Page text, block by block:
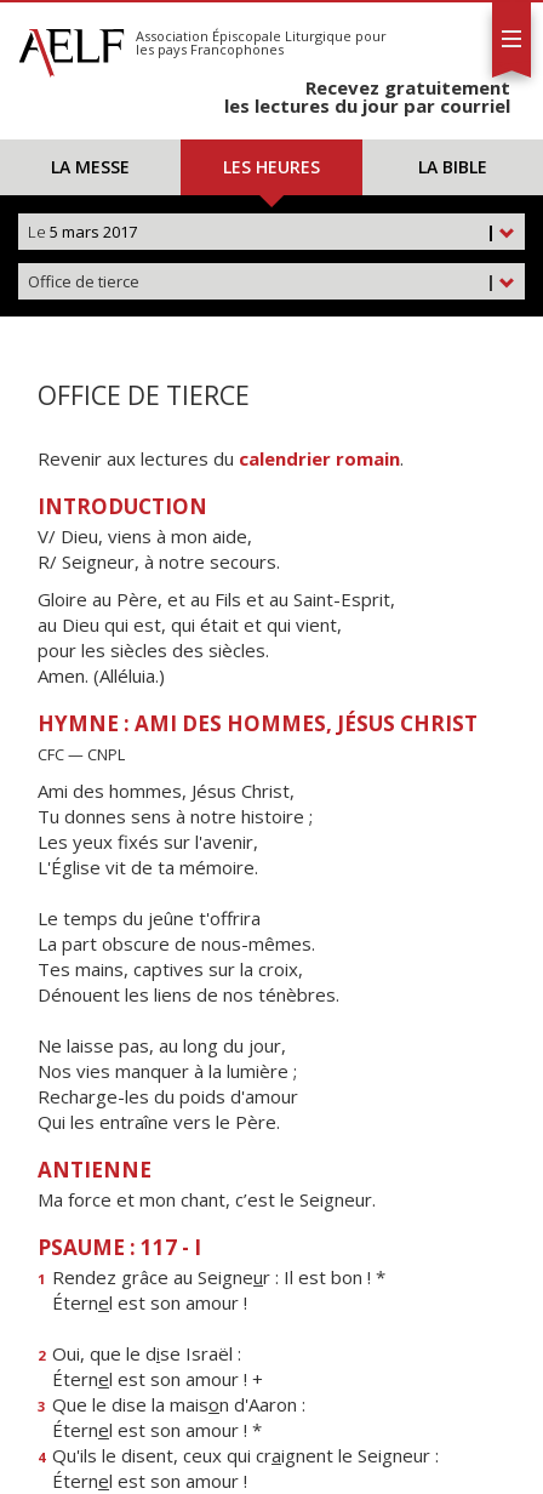
S'abonner
Calendrier
Association Épiscopale Liturgique pour
les pays Francophones
Recevez gratuitement
les lectures du jour par courriel
LA MESSE LES HEURES LA BIBLE
|
Le 5 mars 2017
|
Office de tierce
OFFICE DE TIERCE
Revenir aux lectures du calendrier romain.
INTRODUCTION
V/ Dieu, viens à mon aide,
R/ Seigneur, à notre secours.
Gloire au Père, et au Fils et au Saint-Esprit,
au Dieu qui est, qui était et qui vient,
pour les siècles des siècles.
Amen. (Alléluia.)
HYMNE : AMI DES HOMMES, JÉSUS CHRIST
CFC — CNPL
Ami des hommes, Jésus Christ,
Tu donnes sens à notre histoire ;
Les yeux fixés sur l'avenir,
L'Église vit de ta mémoire.
Le temps du jeûne t'offrira
La part obscure de nous-mêmes.
Tes mains, captives sur la croix,
Dénouent les liens de nos ténèbres.
Ne laisse pas, au long du jour,
Nos vies manquer à la lumière ;
Recharge-les du poids d'amour
Qui les entraîne vers le Père.
ANTIENNE
Ma force et mon chant, c’est le Seigneur.
PSAUME : 117 - I
1 Rendez grâce au Seigneur : Il est bon ! *
Éternel est son amour !
2 Oui, que le dise Israël :
Éternel est son amour ! +
3 Que le dise la maison d'Aaron :
Éternel est son amour ! *
4 Qu'ils le disent, ceux qui craignent le Seigneur :
Éternel est son amour !